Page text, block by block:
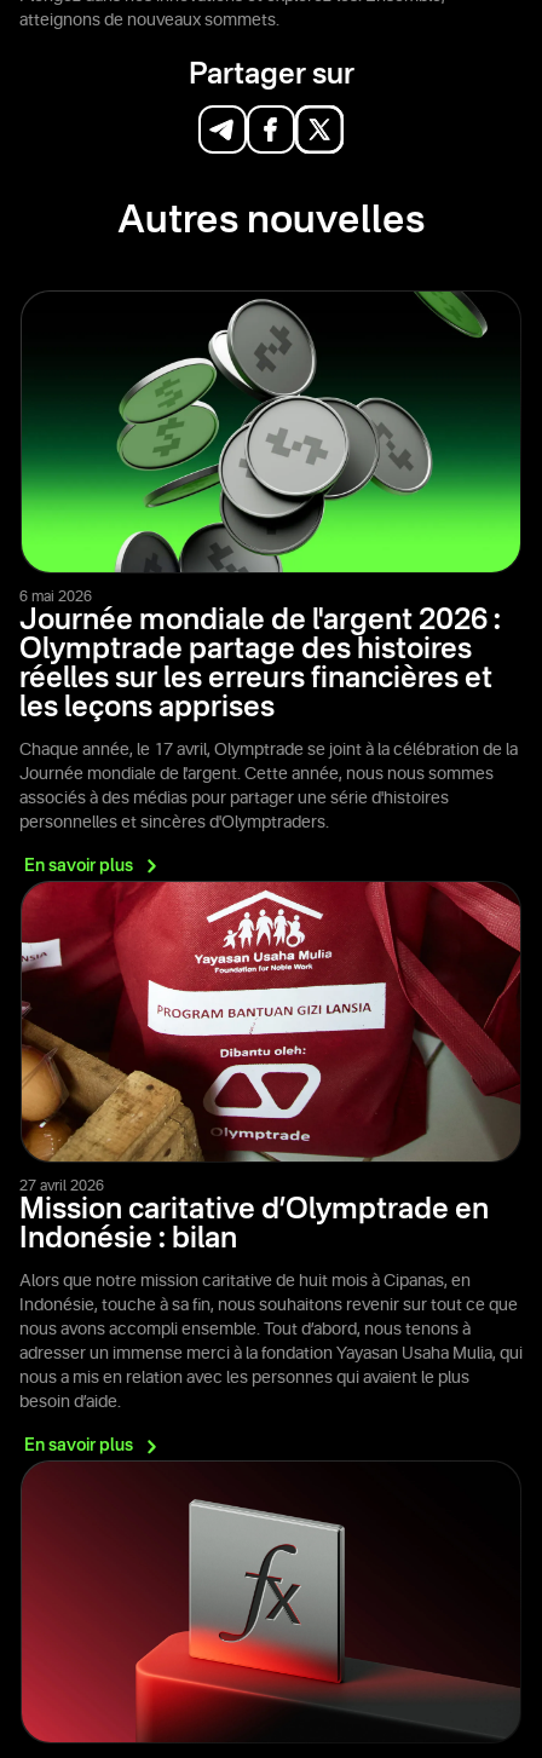
atteignons de nouveaux sommets.
Partager sur
Autres nouvelles
6 mai 2026
Journée mondiale de l'argent 2026 :
Olymptrade partage des histoires
réelles sur les erreurs financières et
les leçons apprises
Chaque année, le 17 avril, Olymptrade se joint à la célébration de la
Journée mondiale de l'argent. Cette année, nous nous sommes
associés à des médias pour partager une série d'histoires
personnelles et sincères d'Olymptraders.
En savoirplus
27 avril 2026
Mission caritative d’Olymptrade en
Indonésie : bilan
Alors que notre mission caritative de huit mois à Cipanas, en
Indonésie, touche à sa fin, nous souhaitons revenir sur tout ce que
nous avons accompli ensemble. Tout d’abord, nous tenons à
adresser un immense merci à la fondation Yayasan Usaha Mulia, qui
nous a mis en relation avec les personnes qui avaient le plus
besoin d’aide.
En savoirplus